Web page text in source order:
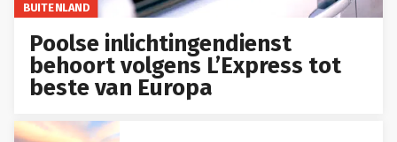
BUITENLAND
Poolse inlichtingendienst
behoort volgens L’Express tot
beste van Europa